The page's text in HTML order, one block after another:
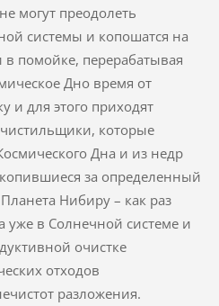
могут преодолеть
системы и копошатся на
помойке, перерабатывая
Дно время от
и для этого приходят
которые
Дна и из недр
за определенный
Нибиру – как раз
уже в Солнечной системе и
очистке
отходов
разложения.